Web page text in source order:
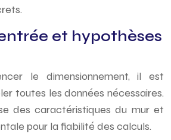
et hypothèses
le dimensionnement, il est
toutes les données nécessaires.
des caractéristiques du mur et
pour la fiabilité des calculs.